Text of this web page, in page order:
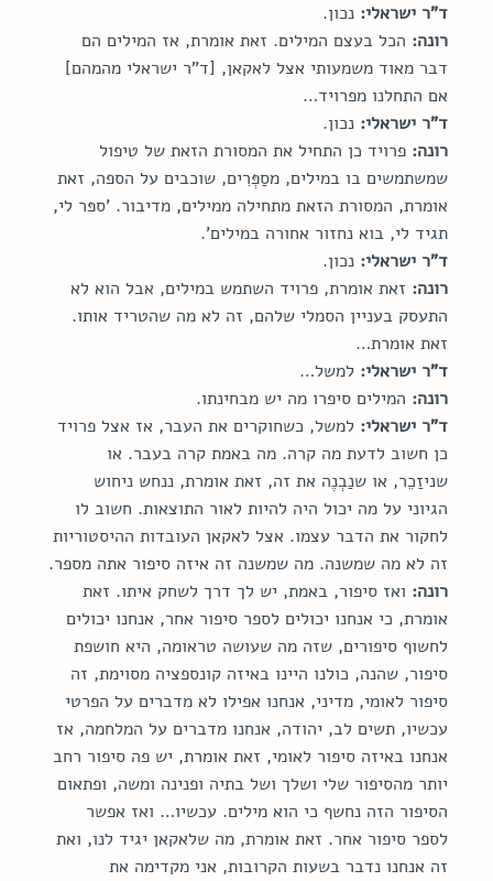
ד"ר ישראלי: נכון.
רונה: הכל בעצם המילים. זאת אומרת, אז המילים הם
דבר מאוד משמעותי אצל לאקאן, [ד"ר ישראלי מהמהם]
אם התחלנו מפרויד…
ד"ר ישראלי: נכון.
רונה: פרויד כן התחיל את המסורת הזאת של טיפול
שמשתמשים בו במילים, מסַפְּרִים, שוכבים על הספה, זאת
אומרת, המסורת הזאת מתחילה ממילים, מדיבור. 'ספּר לי,
תגיד לי, בוא נחזור אחורה במילים'.
ד"ר ישראלי: נכון.
רונה: זאת אומרת, פרויד השתמש במילים, אבל הוא לא
התעסק בעניין הסמלי שלהם, זה לא מה שהטריד אותו.
זאת אומרת…
ד"ר ישראלי: למשל…
רונה: המילים סיפרו מה יש מבחינתו.
ד"ר ישראלי: למשל, כשחוקרים את העבר, אז אצל פרויד
כן חשוב לדעת מה קרה. מה באמת קרה בעבר. או
שניזַכֵר, או שנַבְנֶה את זה, זאת אומרת, ננחש ניחוש
הגיוני על מה יכול היה להיות לאור התוצאות. חשוב לו
לחקור את הדבר עצמו. אצל לאקאן העובדות ההיסטוריות
זה לא מה שמשנה. מה שמשנה זה איזה סיפור אתה מספר.
רונה: ואז סיפור, באמת, יש לך דרך לשחק איתו. זאת
אומרת, כי אנחנו יכולים לספר סיפור אחר, אנחנו יכולים
לחשוף סיפורים, שזה מה שעושה טראומה, היא חושפת
סיפור, שהנה, כולנו היינו באיזה קונספציה מסוימת, זה
סיפור לאומי, מדיני, אנחנו אפילו לא מדברים על הפרטי
עכשיו, תשים לב, יהודה, אנחנו מדברים על המלחמה, אז
אנחנו באיזה סיפור לאומי, זאת אומרת, יש פה סיפור רחב
יותר מהסיפור שלי ושלך ושל בתיה ופנינה ומשה, ופתאום
הסיפור הזה נחשף כי הוא מילים. עכשיו… ואז אפשר
לספר סיפור אחר. זאת אומרת, מה שלאקאן יגיד לנו, ואת
זה אנחנו נדבר בשעות הקרובות, אני מקדימה את